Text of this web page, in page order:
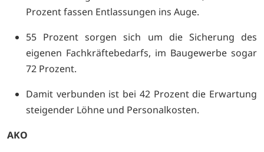
Prozent fassen Entlassungen ins Auge.
55 Prozent sorgen sich um die Sicherung des
eigenen Fachkräftebedarfs, im Baugewerbe sogar
72 Prozent.
Damit verbunden ist bei 42 Prozent die Erwartung
steigender Löhne und Personalkosten.
AKO